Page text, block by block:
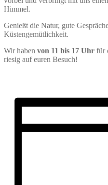
Himmel.
Genießt die Natur, gute
Küstengemütlichkeit.
Wir haben von 11 bis 17 Uhr für
riesig auf euren Besuch!